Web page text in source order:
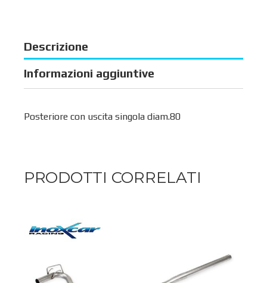
Descrizione
Informazioni aggiuntive
Posteriore con uscita singola diam.80
PRODOTTI CORRELATI